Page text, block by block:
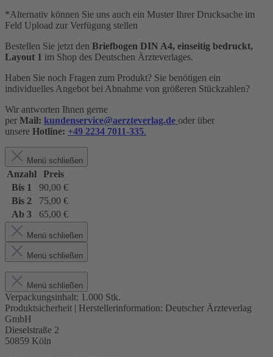
*Alternativ können Sie uns auch ein Muster Ihrer Drucksache im
Feld Upload zur Verfügung stellen
Bestellen Sie jetzt den Briefbogen DIN A4, einseitig bedruckt,
Layout 1 im Shop des Deutschen Ärzteverlages.
Haben Sie noch Fragen zum Produkt? Sie benötigen ein
individuelles Angebot bei Abnahme von größeren Stückzahlen?
Wir antworten Ihnen gerne
per Mail: kundenservice@aerzteverlag.de oder über
unsere Hotline: +49 2234 7011-335.
Menü schließen
Anzahl
Preis
Bis 1
90,00 €
Bis 2
75,00 €
Ab 3 65,00 €
Menü schließen
Menü schließen
Menü schließen
Verpackungsinhalt: 1.000 Stk.
Produktsicherheit | Herstellerinformation: Deutscher Ärzteverlag
GmbH
Dieselstraße 2
50859 Köln